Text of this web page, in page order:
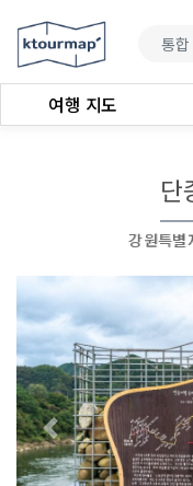
여행 지도
단
강원특별